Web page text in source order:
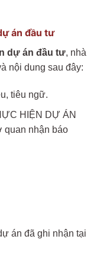
án đầu tư
dự án đầu tư, nhà
nội dung sau đây:
tiêu ngữ.
HIỆN DỰ ÁN
quan nhận báo
án đã ghi nhận tại